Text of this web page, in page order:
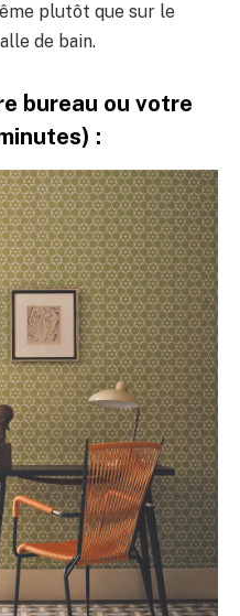
plutôt que sur le
de bain.
bureau ou votre
: